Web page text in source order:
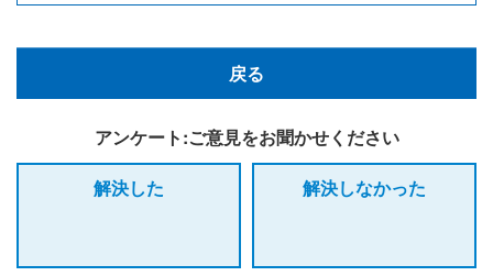
戻る
アンケート:ご意見をお聞かせください
解決した
解決しなかった